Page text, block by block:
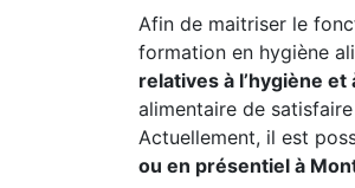
Afin de maitriser le
formation en hygiène
relatives à l’hygiène
alimentaire de
Actuellement, il est
ou en présentiel à